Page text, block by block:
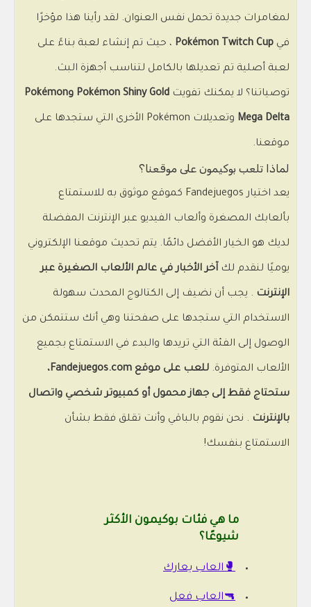
لمغامرات جديدة تحمل نفس العنوان. لقد رأينا هذا مؤخرًا
في Pokémon Twitch Cup ، حيث تم إنشاء لعبة بناءً على
لعبة أصلية تم تعديلها بالكامل لتناسب أجهزة البث.
توصياتنا؟ لا يمكنك تفويت Pokémon Shiny Gold وPokémon
Mega Delta وتعديلات Pokémon الأخرى التي ستجدها على
موقعنا.
لماذا تلعب بوكيمون على موقعنا؟
يعد اختيار Fandejuegos كموقع موثوق به للاستمتاع
بألعابك المصغرة وألعاب الفيديو عبر الإنترنت المفضلة
لديك هو الخيار الأفضل دائمًا. يتم تحديث موقعنا الإلكتروني
يوميًا لنقدم لك آخر الأخبار في عالم الألعاب الصغيرة عبر
الإنترنت . يجب أن نضيف إلى الكتالوج المحدث سهولة
الاستخدام التي ستجدها على صفحتنا وهي أنك ستتمكن من
الوصول إلى الفئة التي تريدها والبدء في الاستمتاع بجميع
الألعاب المتوفرة. للعب على موقع Fandejuegos.com،
ستحتاج فقط إلى جهاز محمول أو كمبيوتر شخصي واتصال
بالإنترنت . نحن نقوم بالباقي وأنت تقلق فقط بشأن
الاستمتاع بنفسك!
ما هي فئات بوكيمون الأكثر
شيوعًا؟
🥊العاب يعارك
🔫العاب فعل